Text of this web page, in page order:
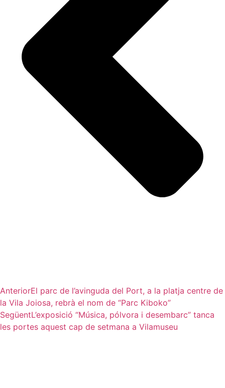
AnteriorEl parc de l’avinguda del Port, a la platja centre de
la Vila Joiosa, rebrà el nom de “Parc Kiboko”
SegüentL’exposició “Música, pólvora i desembarc” tanca
les portes aquest cap de setmana a Vilamuseu